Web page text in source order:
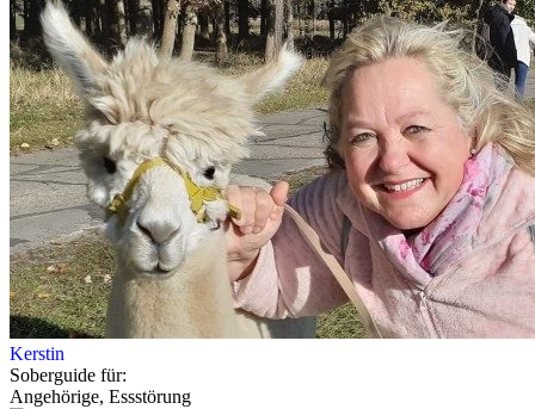
Kerstin
Soberguide für:
Angehörige, Essstörung